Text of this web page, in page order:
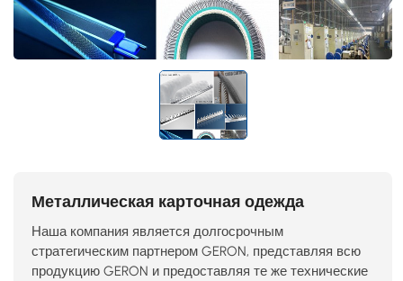
Металлическая карточная одежда
Наша компания является долгосрочным
стратегическим партнером GERON, представляя всю
продукцию GERON и предоставляя те же технические